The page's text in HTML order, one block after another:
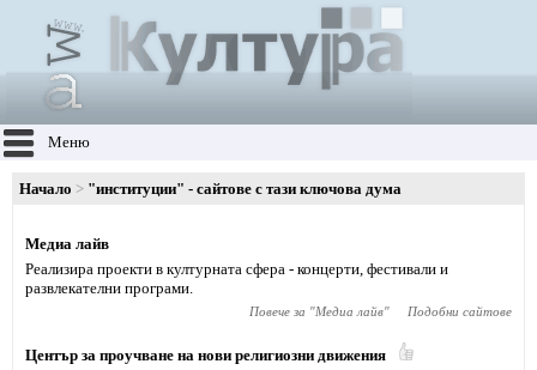
Меню
Начало "институции" - сайтове с тази ключова дума
Медиа лайв
Реализира проекти в културната сфера - концерти, фестивали и
развлекателни програми.
Повече за "Медиа лайв" Подобни сайтове
Център за проучване на нови религиозни движения